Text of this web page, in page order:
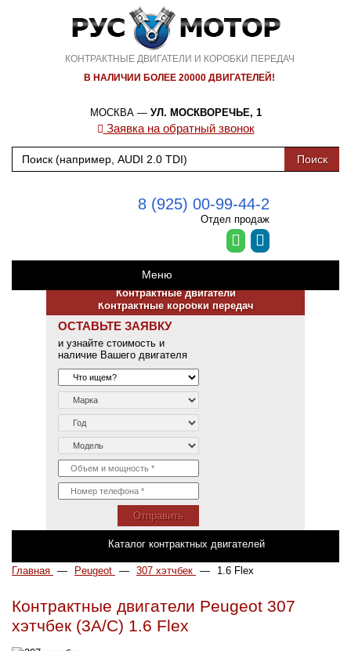
КОНТРАКТНЫЕ ДВИГАТЕЛИ И КОРОБКИ ПЕРЕДАЧ
В НАЛИЧИИ БОЛЕЕ 20000 ДВИГАТЕЛЕЙ!
МОСКВА — УЛ. МОСКВОРЕЧЬЕ, 1
Заявка на обратный звонок
8 (925) 00-99-44-2
Отдел продаж
Меню
Контрактные двигатели
Контрактные коробки передач
ОСТАВЬТЕ ЗАЯВКУ
и узнайте стоимость и
наличие Вашего двигателя
Отправить
Каталог контрактных двигателей
Главная — Peugeot — 307 хэтчбек — 1.6 Flex
Контрактные двигатели Peugeot 307
хэтчбек (3A/C) 1.6 Flex